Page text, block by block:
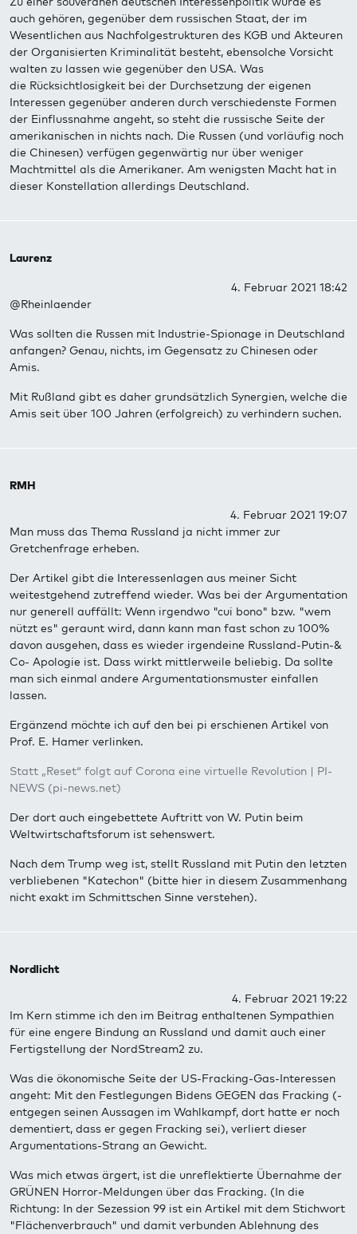
auch gehören, gegenüber dem russischen Staat, der im
Wesentlichen aus Nachfolgestrukturen des KGB und Akteuren
der Organisierten Kriminalität besteht, ebensolche Vorsicht
walten zu lassen wie gegenüber den USA. Was
die Rücksichtlosigkeit bei der Durchsetzung der eigenen
Interessen gegenüber anderen durch verschiedenste Formen
der Einflussnahme angeht, so steht die russische Seite der
amerikanischen in nichts nach. Die Russen (und vorläufig noch
die Chinesen) verfügen gegenwärtig nur über weniger
Machtmittel als die Amerikaner. Am wenigsten Macht hat in
dieser Konstellation allerdings Deutschland.
Laurenz
4. Februar 2021 18:42
@Rheinlaender
Was sollten die Russen mit Industrie-Spionage in Deutschland
anfangen? Genau, nichts, im Gegensatz zu Chinesen oder
Amis.
Mit Rußland gibt es daher grundsätzlich Synergien, welche die
Amis seit über 100 Jahren (erfolgreich) zu verhindern suchen.
RMH
4. Februar 2021 19:07
Man muss das Thema Russland ja nicht immer zur
Gretchenfrage erheben.
Der Artikel gibt die Interessenlagen aus meiner Sicht
weitestgehend zutreffend wieder. Was bei der Argumentation
nur generell auffällt: Wenn irgendwo "cui bono" bzw. "wem
nützt es" geraunt wird, dann kann man fast schon zu 100%
davon ausgehen, dass es wieder irgendeine Russland-Putin-&
Co- Apologie ist. Dass wirkt mittlerweile beliebig. Da sollte
man sich einmal andere Argumentationsmuster einfallen
lassen.
Ergänzend möchte ich auf den bei pi erschienen Artikel von
Prof. E. Hamer verlinken.
Statt „Reset“ folgt auf Corona eine virtuelle Revolution | PI-
NEWS (pi-news.net)
Der dort auch eingebettete Auftritt von W. Putin beim
Weltwirtschaftsforum ist sehenswert.
Nach dem Trump weg ist, stellt Russland mit Putin den letzten
verbliebenen "Katechon" (bitte hier in diesem Zusammenhang
nicht exakt im Schmittschen Sinne verstehen).
Nordlicht
4. Februar 2021 19:22
Im Kern stimme ich den im Beitrag enthaltenen Sympathien
für eine engere Bindung an Russland und damit auch einer
Fertigstellung der NordStream2 zu.
Was die ökonomische Seite der US-Fracking-Gas-Interessen
angeht: Mit den Festlegungen Bidens GEGEN das Fracking (-
entgegen seinen Aussagen im Wahlkampf, dort hatte er noch
dementiert, dass er gegen Fracking sei), verliert dieser
Argumentations-Strang an Gewicht.
Was mich etwas ärgert, ist die unreflektierte Übernahme der
GRÜNEN Horror-Meldungen über das Fracking. (In die
Richtung: In der Sezession 99 ist ein Artikel mit dem Stichwort
"Flächenverbrauch" und damit verbunden Ablehnung des